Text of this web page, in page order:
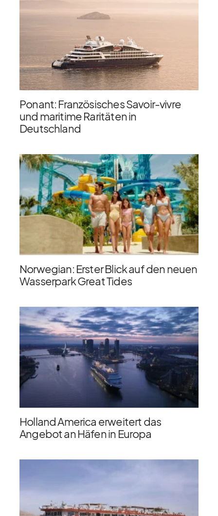
Ponant: Französisches Savoir-vivre
und maritime Raritäten in
Deutschland
Norwegian: Erster Blick auf den neuen
Wasserpark Great Tides
Holland America erweitert das
Angebot an Häfen in Europa